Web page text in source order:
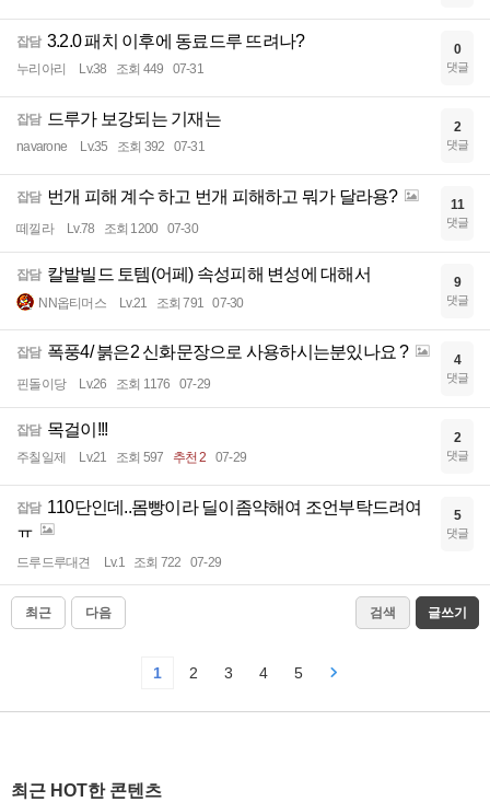
잡담 3.2.0 패치 이후에 동료드루 뜨려나?
누리아리 Lv.38 조회 449 07-31
0
댓글
잡담 드루가 보강되는 기재는
navarone Lv.35 조회 392 07-31
2
댓글
잡담 번개 피해 계수 하고 번개 피해하고 뭐가 달라용?
떼낄라 Lv.78 조회 1200 07-30
11
댓글
잡담 칼발빌드 토템(어페) 속성피해 변성에 대해서
NN옵티머스 Lv.21 조회 791 07-30
9
댓글
잡담 폭풍4/ 붉은2 신화문장으로 사용하시는분있나요 ?
핀돌이당 Lv.26 조회 1176 07-29
4
댓글
잡담 목걸이!!!
주칠일제 Lv.21 조회 597 추천 2 07-29
2
댓글
잡담 110단인데..몸빵이라 딜이좀약해여 조언부탁드려여
ㅠ
드루드루대견 Lv.1 조회 722 07-29
5
댓글
최근 다음 검색 글쓰기
1 2 3 4 5
최근 HOT한 콘텐츠